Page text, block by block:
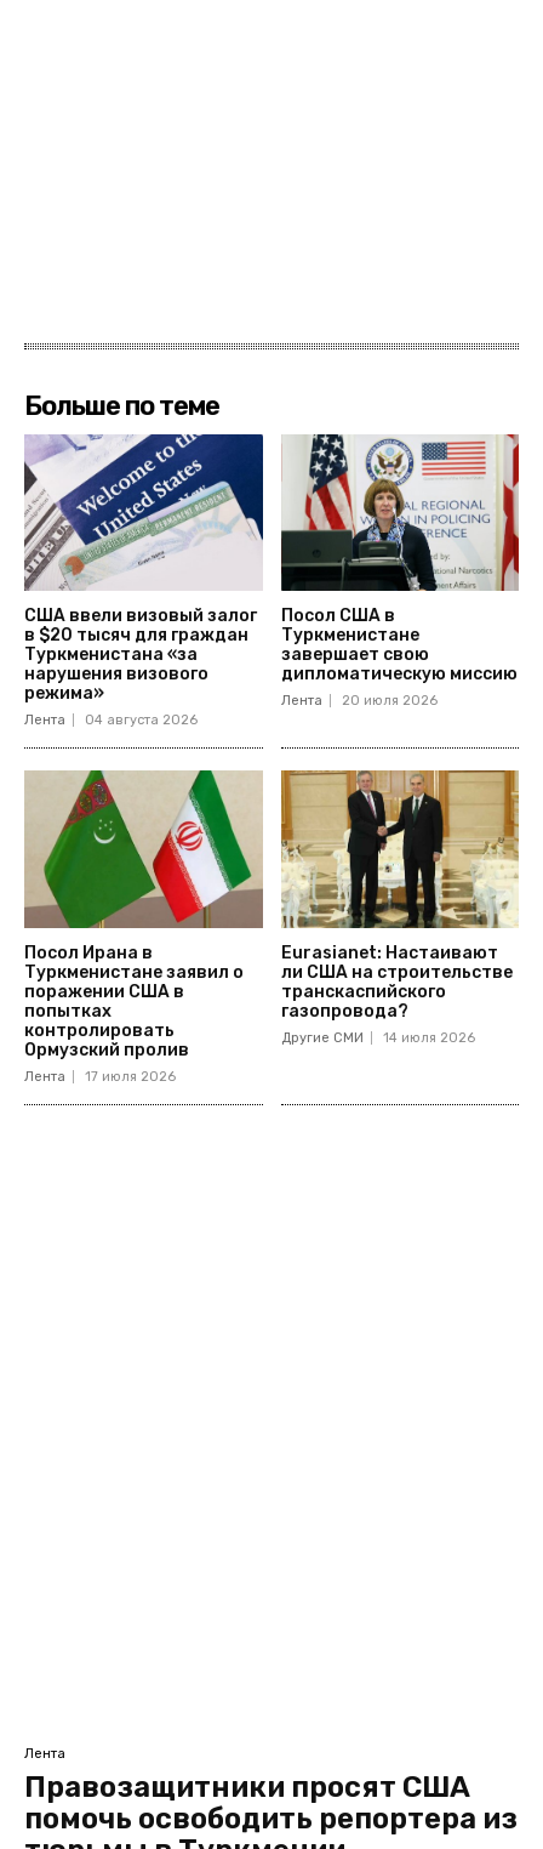
Больше по теме
США ввели визовый залог
в $20 тысяч для граждан
Туркменистана «за
нарушения визового
режима»
Лента 04 августа 2026
Посол США в
Туркменистане
завершает свою
дипломатическую миссию
Лента 20 июля 2026
Посол Ирана в
Туркменистане заявил о
поражении США в
попытках
контролировать
Ормузский пролив
Лента 17 июля 2026
Eurasianet: Настаивают
ли США на строительстве
транскаспийского
газопровода?
Другие СМИ 14 июля 2026